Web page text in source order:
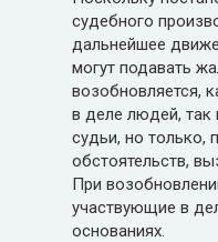
судебного
дальнейшее
могут подавать
возобновляется,
в деле людей, так
судьи, но только,
обстоятельств,
При
участвующие в
основаниях.